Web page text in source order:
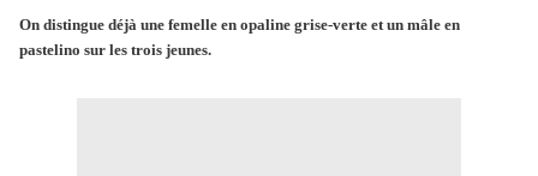
On distingue déjà une femelle en opaline grise-verte et un mâle en
pastelino sur les trois jeunes.